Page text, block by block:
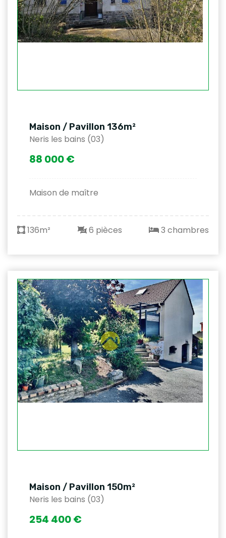
Maison / Pavillon 136m²
Neris les bains (03)
88 000 €
Maison de maître
136m² 6 pièces 3 chambres
Maison / Pavillon 150m²
Neris les bains (03)
254 400 €